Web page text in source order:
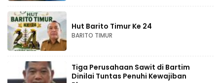
Hut Barito Timur Ke 24
BARITO TIMUR
Tiga Perusahaan Sawit di Bartim
Dinilai Tuntas Penuhi Kewajiban